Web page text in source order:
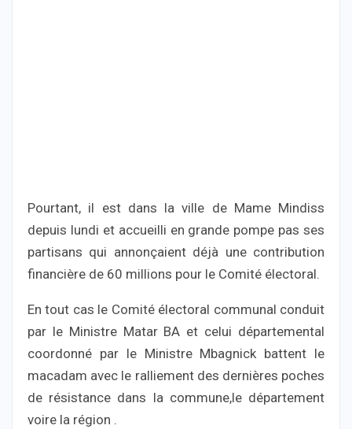
Pourtant, il est dans la ville de Mame Mindiss
depuis lundi et accueilli en grande pompe pas ses
partisans qui annonçaient déjà une contribution
financière de 60 millions pour le Comité électoral.
En tout cas le Comité électoral communal conduit
par le Ministre Matar BA et celui départemental
coordonné par le Ministre Mbagnick battent le
macadam avec le ralliement des dernières poches
de résistance dans la commune,le département
voire la région .